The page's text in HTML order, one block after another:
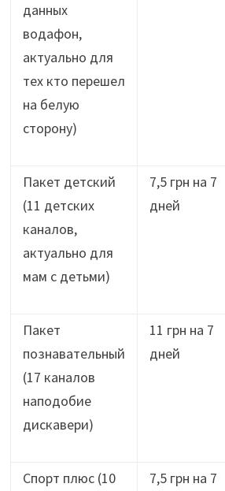
данных
водафон,
актуально для
тех кто перешел
на белую
сторону)
Пакет детский
(11 детских
каналов,
актуально для
мам с детьми)
7,5 грн на 7
дней
Пакет
познавательный
(17 каналов
наподобие
дискавери)
11 грн на 7
дней
Спорт плюс (10 7,5 грн на 7